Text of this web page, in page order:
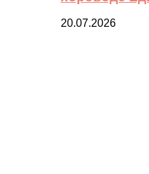
20.07.2026